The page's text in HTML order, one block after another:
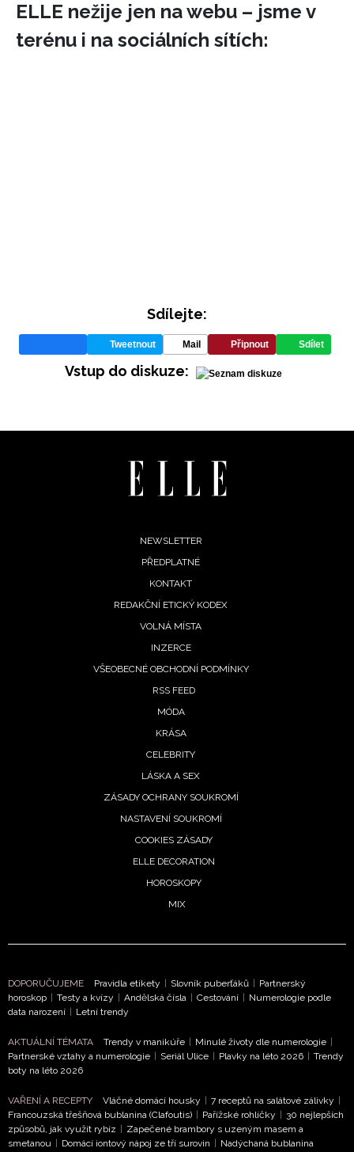
Přihlášením k newsletteru souhlasíte s
společnosti BurdaMedia Extra s.r.o.
Zásadami ochrany soukromí
s.r.o. bude s Vašimi údaji pracovat zejména k organizaci a
vyhodnocení akce a zasílání novinek.
Chcete navíc dostávat i další zajímavé a exkluzivní informace
podleZásad ochrany soukromí BurdaMedia Extra s.r.o.,
ELLE nežije jen na webu – jsme v
terénu i na sociálních sítích:
Sdílejte:
Tweetnout Mail Připnout Sdílet
Vstup do diskuze:
NEWSLETTER
PŘEDPLATNÉ
KONTAKT
REDAKČNÍ ETICKÝ KODEX
VOLNÁ MÍSTA
INZERCE
VŠEOBECNÉ OBCHODNÍ PODMÍNKY
RSS FEED
MÓDA
KRÁSA
CELEBRITY
LÁSKA A SEX
ZÁSADY OCHRANY SOUKROMÍ
NASTAVENÍ SOUKROMÍ
COOKIES ZÁSADY
ELLE DECORATION
HOROSKOPY
MIX
DOPORUČUJEME Pravidla etikety | Slovník puberťáků | Partnerský
horoskop | Testy a kvízy | Andělská čísla | Cestování | Numerologie podle
data narození | Letní trendy
AKTUÁLNÍ TÉMATA Trendy v manikúře | Minulé životy dle numerologie |
Partnerské vztahy a numerologie | Seriál Ulice | Plavky na léto 2026 | Trendy
boty na léto 2026
VAŘENÍ A RECEPTY Vláčné domácí housky | 7 receptů na salátové zálivky |
Francouzská třešňová bublanina (Clafoutis) | Pařížské rohlíčky | 30 nejlepších
způsobů, jak využít rybíz | Zapečené brambory s uzeným masem a
smetanou | Domácí iontový nápoj ze tří surovin | Nadýchaná bublanina